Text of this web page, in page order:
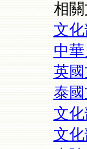
相關
文
中
英
泰
文
文